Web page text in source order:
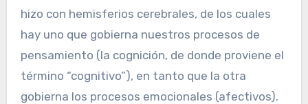
hizo con hemisferios cerebrales, de los cuales
hay uno que gobierna nuestros procesos de
pensamiento (la cognición, de donde proviene el
término “cognitivo”), en tanto que la otra
gobierna los procesos emocionales (afectivos).